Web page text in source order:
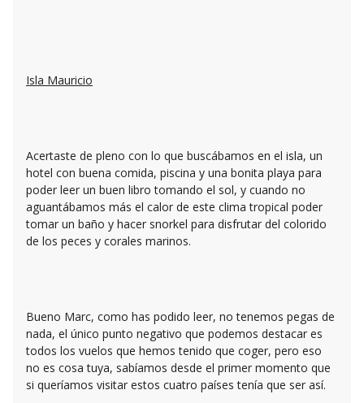
Isla Mauricio
Acertaste de pleno con lo que buscábamos en el isla, un
hotel con buena comida, piscina y una bonita playa para
poder leer un buen libro tomando el sol, y cuando no
aguantábamos más el calor de este clima tropical poder
tomar un baño y hacer snorkel para disfrutar del colorido
de los peces y corales marinos.
Bueno Marc, como has podido leer, no tenemos pegas de
nada, el único punto negativo que podemos destacar es
todos los vuelos que hemos tenido que coger, pero eso
no es cosa tuya, sabíamos desde el primer momento que
si queríamos visitar estos cuatro países tenía que ser así.